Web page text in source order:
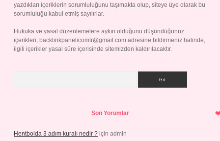
yazdıkları içeriklerin sorumluluğunu taşımakta olup, siteye üye olarak bu
sorumluluğu kabul etmiş sayılırlar.
Hukuka ve yasal düzenlemelere aykırı olduğunu düşündüğünüz
içerikleri, backlinkpanelicomtr@gmail.com adresine bildirmeniz halinde,
ilgili içerikler yasal süre içerisinde sitemizden kaldırılacaktır.
Son Yorumlar
Hentbolda 3 adım kuralı nedir ? için admin